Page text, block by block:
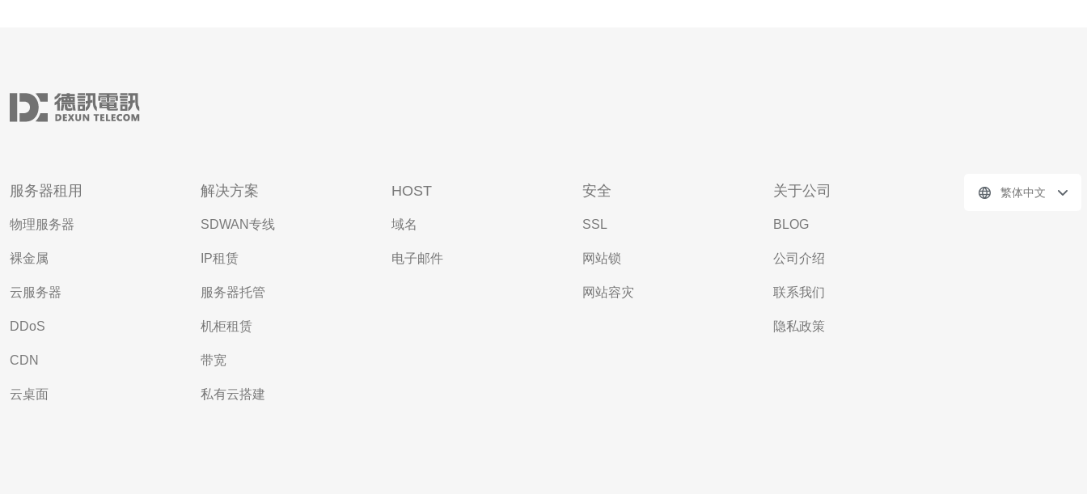
服务器租用
物理服务器
裸金属
云服务器
DDoS
CDN
云桌面
解决方案
SDWAN专线
IP租赁
服务器托管
机柜租赁
带宽
私有云搭建
HOST
域名
电子邮件
安全
SSL
网站锁
网站容灾
关于公司
BLOG
公司介绍
联系我们
隐私政策
繁体中文